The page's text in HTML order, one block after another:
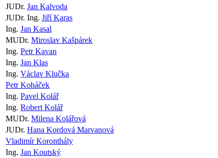
JUDr. Jan Kalvoda
JUDr. Ing. Jiří Karas
Ing. Jan Kasal
MUDr. Miroslav Kašpárek
Ing. Petr Kavan
Ing. Jan Klas
Ing. Václav Klučka
Petr Koháček
Ing. Pavel Kolář
Ing. Robert Kolář
MUDr. Milena Kolářová
JUDr. Hana Kordová Marvanová
Vladimír Koronthály
Ing. Jan Koutský